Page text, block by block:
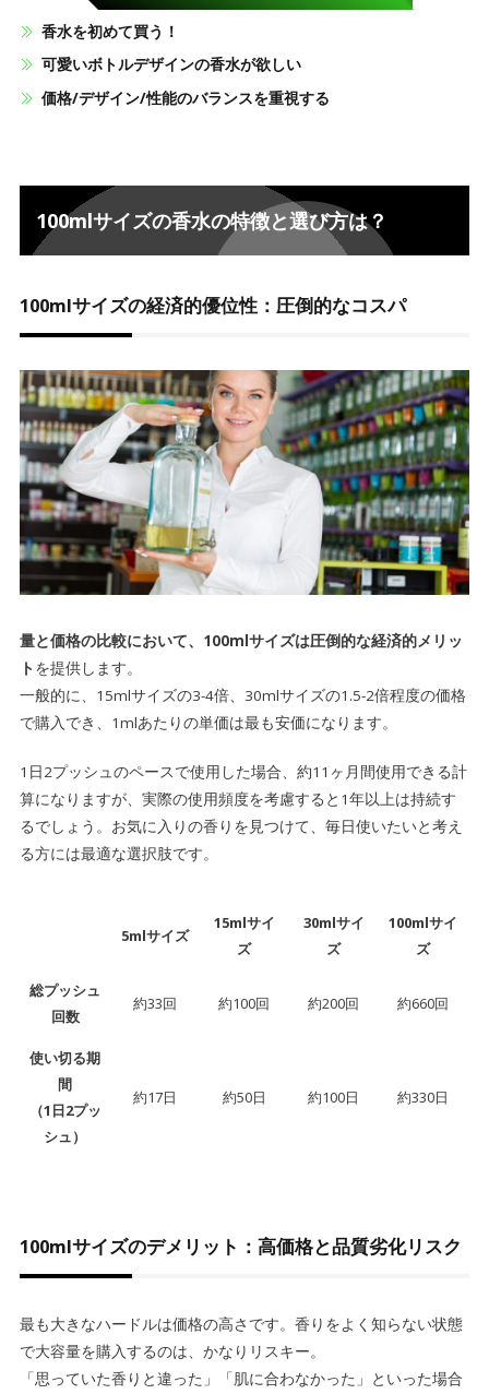
香水を初めて買う！
可愛いボトルデザインの香水が欲しい
価格/デザイン/性能のバランスを重視する
100mlサイズの香水の特徴と選び方は？
100mlサイズの経済的優位性：圧倒的なコスパ
量と価格の比較において、100mlサイズは圧倒的な経済的メリッ
トを提供します。
一般的に、15mlサイズの3-4倍、30mlサイズの1.5-2倍程度の価格
で購入でき、1mlあたりの単価は最も安価になります。
1日2プッシュのペースで使用した場合、約11ヶ月間使用できる計
算になりますが、実際の使用頻度を考慮すると1年以上は持続す
るでしょう。お気に入りの香りを見つけて、毎日使いたいと考え
る方には最適な選択肢です。
5mlサイズ
15mlサイ
ズ
30mlサイ
ズ
100mlサイ
ズ
総プッシュ
回数
約33回 約100回 約200回 約660回
使い切る期
間
（1日2プッ
シュ）
約17日 約50日 約100日 約330日
100mlサイズのデメリット：高価格と品質劣化リスク
最も大きなハードルは価格の高さです。香りをよく知らない状態
で大容量を購入するのは、かなりリスキー。
「思っていた香りと違った」「肌に合わなかった」といった場合